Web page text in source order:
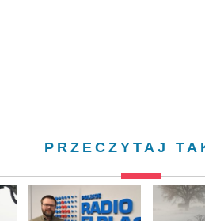
PRZECZYTAJ